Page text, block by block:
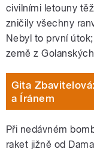
civilními letouny
zničily všechny
Nebyl to první
země z
Gita
a Íránem
Při nedávném
raket jižně od